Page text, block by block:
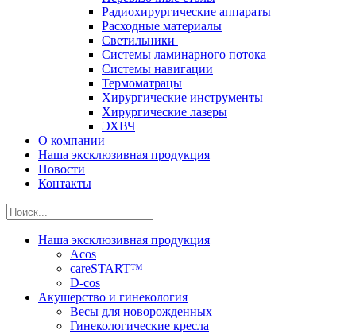
Радиохирургические аппараты
Расходные материалы
Светильники
Системы ламинарного потока
Системы навигации
Термоматрацы
Хирургические инструменты
Хирургические лазеры
ЭХВЧ
О компании
Наша эксклюзивная продукция
Новости
Контакты
Наша эксклюзивная продукция
Acos
careSTART™
D-cos
Акушерство и гинекология
Весы для новорожденных
Гинекологические кресла